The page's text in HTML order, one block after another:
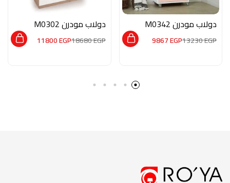
دولاب مودرن M0342
13230EGP
9867EGP
دولاب مودرن M0302
18680EGP
11800EGP